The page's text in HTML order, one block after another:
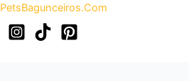
PetsBagunceiros.Com